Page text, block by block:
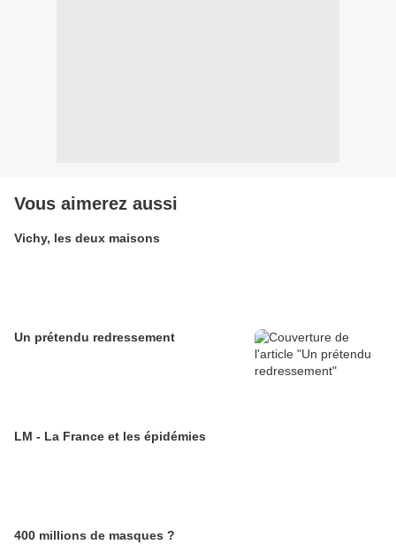
Vous aimerez aussi
Vichy, les deux maisons
Un prétendu redressement
LM - La France et les épidémies
400 millions de masques ?